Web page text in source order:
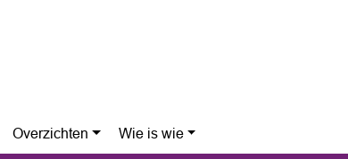
Overzichten Wie is wie